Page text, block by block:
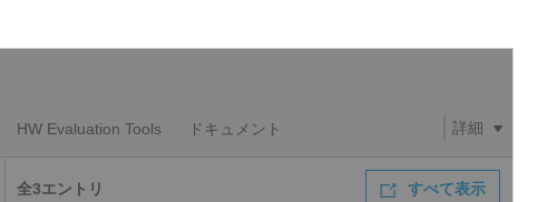
HW Evaluation Tools ドキュメント 詳細
全3エントリ すべて表示